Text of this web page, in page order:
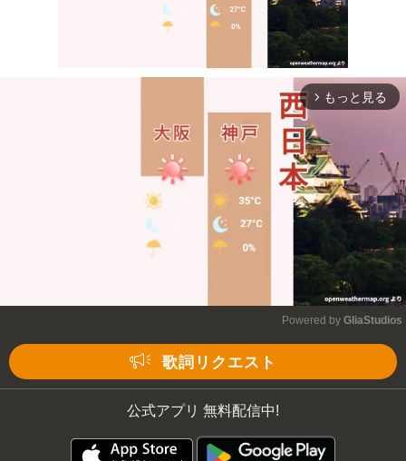
Mute
arrow_forward_ios もっと見る
Powered by GliaStudios
歌詞リクエスト
公式アプリ 無料配信中!